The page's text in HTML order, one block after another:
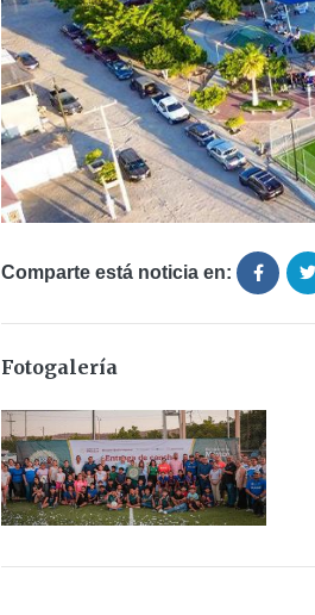
Comparte está noticia en:
Fotogalería